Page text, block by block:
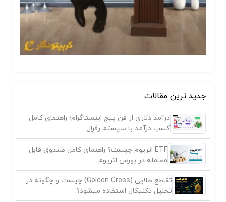
جدید ترین مقالات
درآمد دلاری از فن پیج اینستاگرام؛ راهنمای کامل
کسب درآمد با سیستم رفرال
ETF اتریوم چیست؟ راهنمای کامل صندوق قابل
معامله در بورس اتریوم
تقاطع طلایی (Golden Cross) چیست و چگونه در
تحلیل تکنیکال استفاده میشود؟